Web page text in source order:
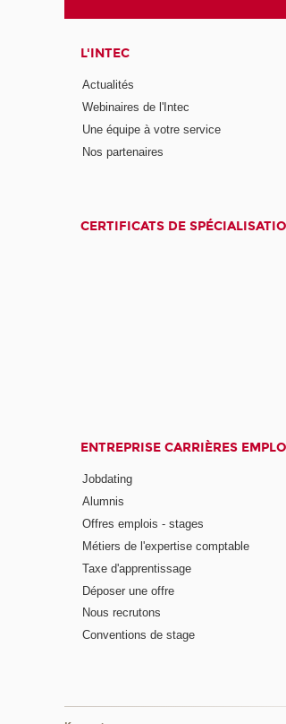
L'INTEC
Actualités
Webinaires de l'Intec
Une équipe à votre service
Nos partenaires
CERTIFICATS DE
ENTREPRISE CARRIÈRES
Jobdating
Alumnis
Offres emplois - stages
Métiers de l'expertise comptable
Taxe d'apprentissage
Déposer une offre
Nous recrutons
Conventions de stage